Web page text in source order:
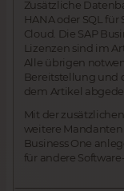
Zusätzliche
HANA oder SQL für
Cloud. Die SAP
Lizenzen sind im
Alle übrigen
Bereitstellung und
dem Artikel
Mit der
weitere Mandanten
Business One
für andere